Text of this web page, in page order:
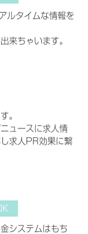
ルタイムな情報を
来ちゃいます。
。
ュースに求人情
求人PR効果に繋
システムはもち